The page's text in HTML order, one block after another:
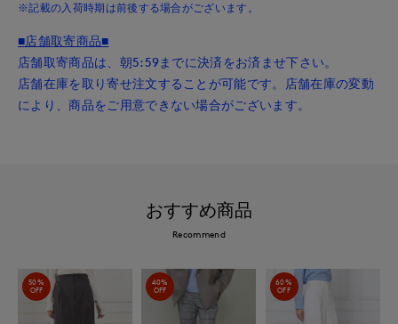
※記載の入荷時期は前後する場合がございます。
■店舗取寄商品■
店舗取寄商品は、朝5:59までに決済をお済ませ下さい。
店舗在庫を取り寄せ注文することが可能です。店舗在庫の変動
により、商品をご用意できない場合がございます。
おすすめ商品
Recommend
50%
OFF
40%
OFF
60%
OFF